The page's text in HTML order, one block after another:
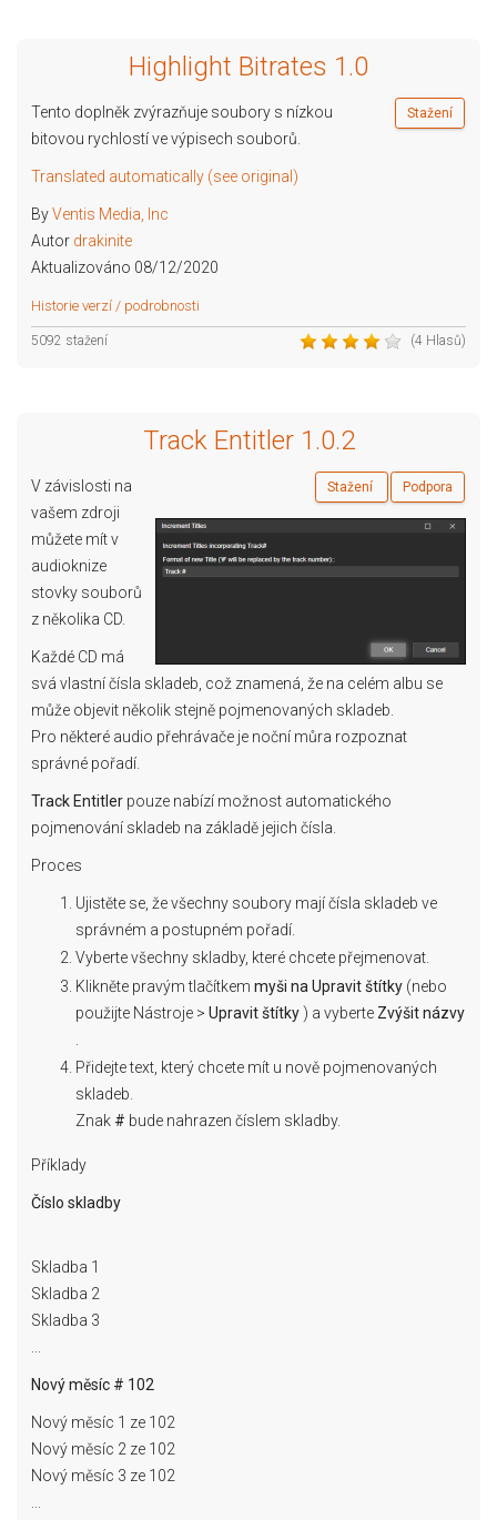
Highlight Bitrates 1.0
Stažení
Tento doplněk zvýrazňuje soubory s nízkou
bitovou rychlostí ve výpisech souborů.
Translated automatically (see original)
ByVentis Media, Inc
Autor drakinite
Aktualizováno 08/12/2020
Historie verzí / podrobnosti
(4 Hlasů)
5092 stažení
Track Entitler 1.0.2
Stažení Podpora
V závislosti na
vašem zdroji
můžete mít v
audioknize
stovky souborů
z několika CD.
Každé CD má
svá vlastní čísla skladeb, což znamená, že na celém albu se
může objevit několik stejně pojmenovaných skladeb.
Pro některé audio přehrávače je noční můra rozpoznat
správné pořadí.
Track Entitler pouze nabízí možnost automatického
pojmenování skladeb na základě jejich čísla.
Proces
Ujistěte se, že všechny soubory mají čísla skladeb ve
správném a postupném pořadí.
Vyberte všechny skladby, které chcete přejmenovat.
Klikněte pravým tlačítkem myši na Upravit štítky (nebo
použijte Nástroje > Upravit štítky ) a vyberte Zvýšit názvy
Přidejte text, který chcete mít u nově pojmenovaných
skladeb.
Znak # bude nahrazen číslem skladby.
Příklady
Číslo skladby
Skladba 1
Skladba 2
Skladba 3
Nový měsíc # 102
Nový měsíc 1 ze 102
Nový měsíc 2 ze 102
Nový měsíc 3 ze 102